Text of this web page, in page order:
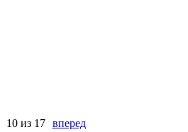
10 из 17
вперед